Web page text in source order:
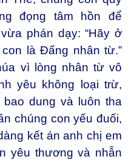
đọng tâm hồn để
phán dạy: “Hãy ở
là Đấng nhân từ.”
vì lòng nhân từ vô
yêu không loại trừ,
dung và luôn tha
chúng con yếu đuối,
kết án anh chị em
yêu thương và nhẫn